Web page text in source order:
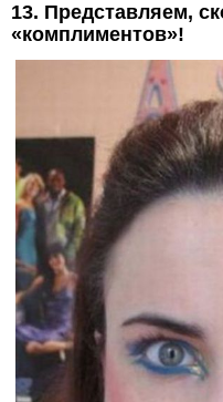
13. Представляем,
«комплиментов»!